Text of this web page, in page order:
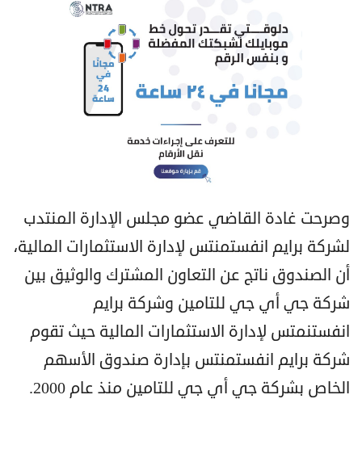
وصرحت غادة القاضي عضو مجلس الإدارة المنتدب
لشركة برايم انفستمنتس لإدارة الاستثمارات المالية،
أن الصندوق ناتج عن التعاون المشترك والوثيق بين
شركة جي أي جي للتامين وشركة برايم
انفستنمتس لإدارة الاستثمارات المالية حيث تقوم
شركة برايم انفستمنتس بإدارة صندوق الأسهم
الخاص بشركة جي أي جي للتامين منذ عام 2000.